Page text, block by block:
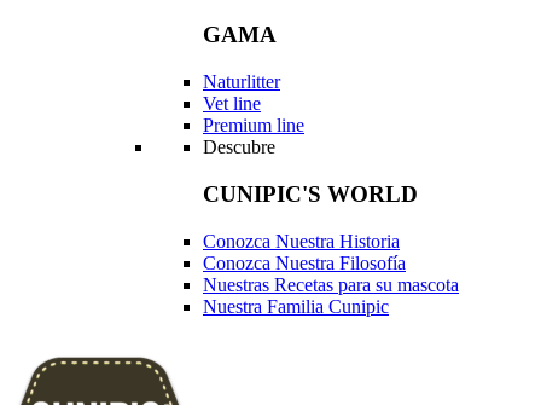
GAMA
Naturlitter
Vet line
Premium line
Descubre
CUNIPIC'S WORLD
Conozca Nuestra Historia
Conozca Nuestra Filosofía
Nuestras Recetas para su mascota
Nuestra Familia Cunipic